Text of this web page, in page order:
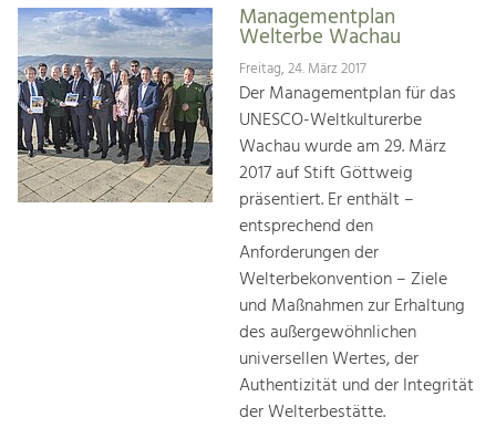
Managementplan
Welterbe Wachau
Freitag, 24. März 2017
Der Managementplan für das
UNESCO-Weltkulturerbe
Wachau wurde am 29. März
2017 auf Stift Göttweig
präsentiert. Er enthält –
entsprechend den
Anforderungen der
Welterbekonvention – Ziele
und Maßnahmen zur Erhaltung
des außergewöhnlichen
universellen Wertes, der
Authentizität und der Integrität
der Welterbestätte.